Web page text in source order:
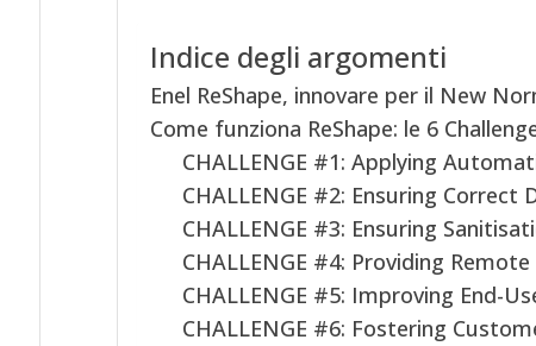
Indice degli argomenti
Enel ReShape, innovare per il New
Come funziona ReShape: le 6
CHALLENGE #1: Applying
CHALLENGE #2: Ensuring Correct
CHALLENGE #3: Ensuring
CHALLENGE #4: Providing
CHALLENGE #5: Improving End-
CHALLENGE #6: Fostering